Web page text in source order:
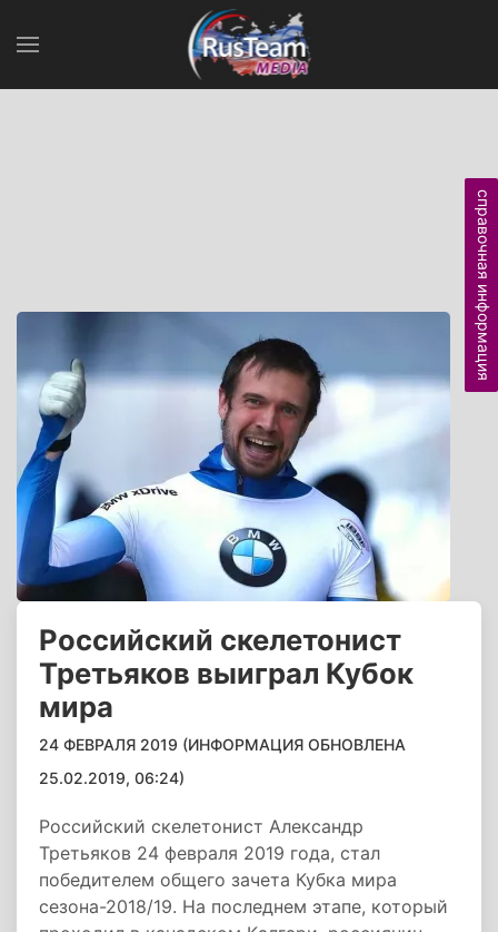
Российский скелетонист
Третьяков выиграл Кубок
мира
24 ФЕВРАЛЯ 2019 (ИНФОРМАЦИЯ ОБНОВЛЕНА
25.02.2019, 06:24)
Российский скелетонист Александр
Третьяков 24 февраля 2019 года, стал
победителем общего зачета Кубка мира
сезона-2018/19. На последнем этапе, который
справочная информация